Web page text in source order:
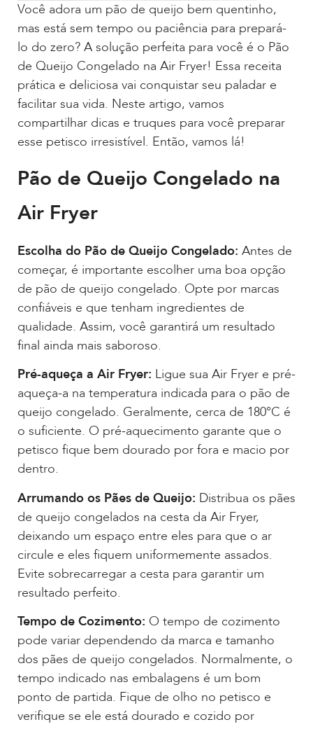
Você adora um pão de queijo bem quentinho,
mas está sem tempo ou paciência para prepará-
lo do zero? A solução perfeita para você é o Pão
de Queijo Congelado na Air Fryer! Essa receita
prática e deliciosa vai conquistar seu paladar e
facilitar sua vida. Neste artigo, vamos
compartilhar dicas e truques para você preparar
esse petisco irresistível. Então, vamos lá!
Pão de Queijo Congelado na
Air Fryer
Escolha do Pão de Queijo Congelado: Antes de
começar, é importante escolher uma boa opção
de pão de queijo congelado. Opte por marcas
confiáveis e que tenham ingredientes de
qualidade. Assim, você garantirá um resultado
final ainda mais saboroso.
Pré-aqueça a Air Fryer: Ligue sua Air Fryer e pré-
aqueça-a na temperatura indicada para o pão de
queijo congelado. Geralmente, cerca de 180°C é
o suficiente. O pré-aquecimento garante que o
petisco fique bem dourado por fora e macio por
dentro.
Arrumando os Pães de Queijo: Distribua os pães
de queijo congelados na cesta da Air Fryer,
deixando um espaço entre eles para que o ar
circule e eles fiquem uniformemente assados.
Evite sobrecarregar a cesta para garantir um
resultado perfeito.
Tempo de Cozimento: O tempo de cozimento
pode variar dependendo da marca e tamanho
dos pães de queijo congelados. Normalmente, o
tempo indicado nas embalagens é um bom
ponto de partida. Fique de olho no petisco e
verifique se ele está dourado e cozido por